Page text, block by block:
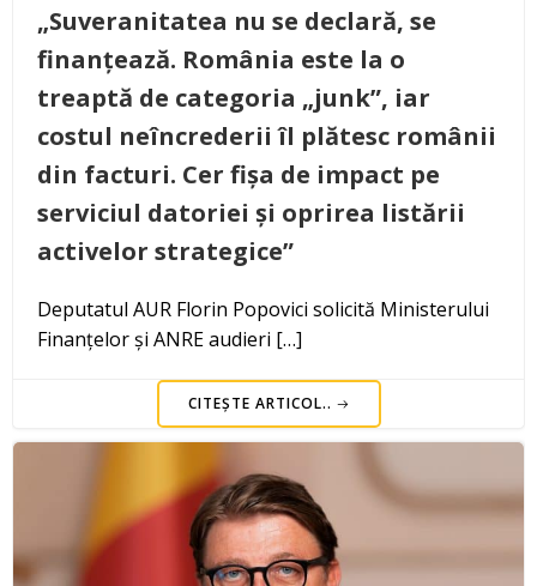
„Suveranitatea nu se declară, se
finanțează. România este la o
treaptă de categoria „junk”, iar
costul neîncrederii îl plătesc românii
din facturi. Cer fișa de impact pe
serviciul datoriei și oprirea listării
activelor strategice”
Deputatul AUR Florin Popovici solicită Ministerului
Finanțelor și ANRE audieri […]
CITEȘTE ARTICOL..